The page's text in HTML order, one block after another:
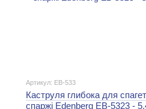
Артикул: EB-533
Каструля глибока для
спаржі Edenberg EB-5323 -